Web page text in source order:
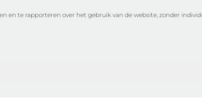
en te rapporteren over het gebruik van de website, zonder